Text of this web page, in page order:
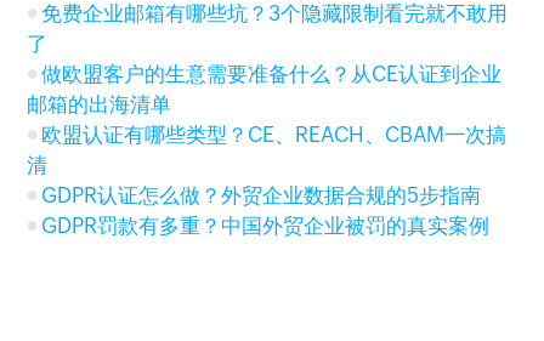
免费企业邮箱有哪些坑？3个隐藏限制看完就不敢用
了
做欧盟客户的生意需要准备什么？从CE认证到企业
邮箱的出海清单
欧盟认证有哪些类型？CE、REACH、CBAM一次搞
清
GDPR认证怎么做？外贸企业数据合规的5步指南
GDPR罚款有多重？中国外贸企业被罚的真实案例